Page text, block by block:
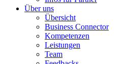
Über uns
Übersicht
Business Connector
Kompetenzen
Leistungen
Team